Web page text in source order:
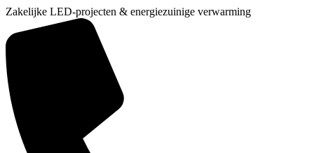
Zakelijke LED-projecten & energiezuinige verwarming